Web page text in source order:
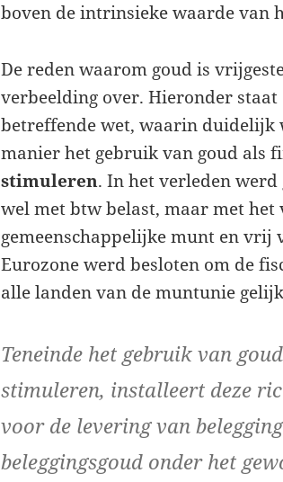
boven de intrinsieke waarde van
De reden waarom goud is
verbeelding over. Hieronder staat
betreffende wet, waarin duidelijk
manier het gebruik van goud als
stimuleren. In het verleden werd
wel met btw belast, maar met
gemeenschappelijke munt en
Eurozone werd besloten om de
alle landen van de muntunie
Teneinde het gebruik van
stimuleren, installeert deze
voor de levering van
beleggingsgoud onder het